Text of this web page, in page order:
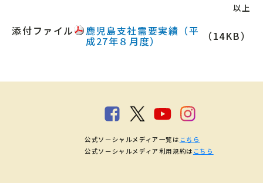
以上
添付ファイル 鹿児島支社需要実績（平
成27年８月度） （14KB）
公式ソーシャルメディア一覧は こちら
公式ソーシャルメディア利用規約は こちら